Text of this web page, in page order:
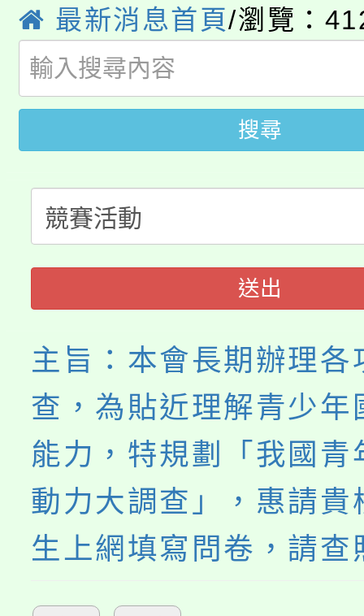
系所師生報名參加。
學籍身 分審查程序及
版
淨零綠領人才培育課程
公告本校115學年度第
代理(課)教師甄選結果(
「2026金融保險知識
桃園市115學年度學生
生本土語及新住民語歌
代理(課)教師甄選結果(
公告本校115學年度第
代理(課)教師甄選結果(
轉知中國文化大學推廣
《TA101》溝通分析基
程，歡迎學生輔導中心
心理、諮商輔導、社會
系所師生報名參加。
最新消息首頁/瀏覽：
搜尋
送出
主旨：本會長期辦理各
查，為貼近理解青少年
能力，特規劃「我國青
動力大調查」，惠請貴
生上網填寫問卷，請查